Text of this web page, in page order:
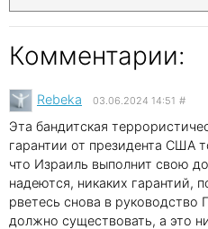
Комментарии:
Rebeka 03.06.2024 14:51 #
Эта бандитская
гарантии от президента США
что Израиль выполнит свою
надеются, никаких гарантий,
рветесь снова в руководство
должно существовать, а это